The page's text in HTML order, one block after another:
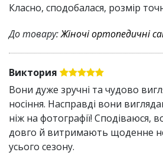
Класно, сподобалася, розмір
До товару:Жіночі ортопедичні
Виктория
Вони дуже зручні та чудово
носіння. Насправді вони
ніж на фотографії! Сподіваюся,
довго й витримають щоденне
усього сезону.